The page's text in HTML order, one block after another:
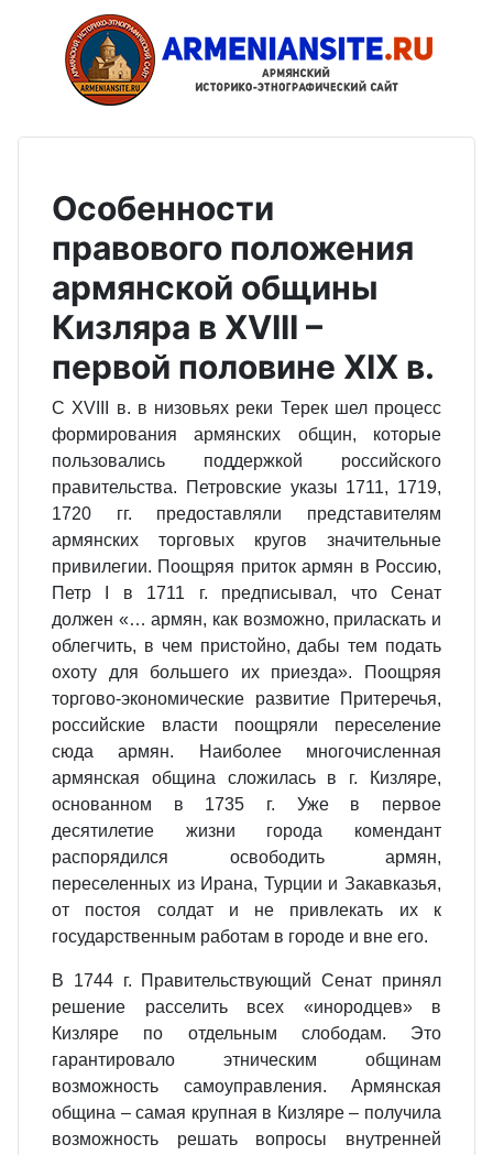
Особенности
правового положения
армянской общины
Кизляра в XVIII –
первой половине XIX в.
С XVIII в. в низовьях реки Терек шел процесс
формирования армянских общин, которые
пользовались поддержкой российского
правительства. Петровские указы 1711, 1719,
1720 гг. предоставляли представителям
армянских торговых кругов значительные
привилегии. Поощряя приток армян в Россию,
Петр I в 1711 г. предписывал, что Сенат
должен «… армян, как возможно, приласкать и
облегчить, в чем пристойно, дабы тем подать
охоту для большего их приезда». Поощряя
торгово-экономические развитие Притеречья,
российские власти поощряли переселение
сюда армян. Наиболее многочисленная
армянская община сложилась в г. Кизляре,
основанном в 1735 г. Уже в первое
десятилетие жизни города комендант
распорядился освободить армян,
переселенных из Ирана, Турции и Закавказья,
от постоя солдат и не привлекать их к
государственным работам в городе и вне его.
В 1744 г. Правительствующий Сенат принял
решение расселить всех «инородцев» в
Кизляре по отдельным слободам. Это
гарантировало этническим общинам
возможность самоуправления. Армянская
община – самая крупная в Кизляре – получила
возможность решать вопросы внутренней